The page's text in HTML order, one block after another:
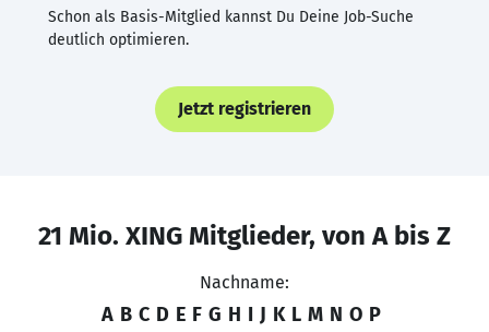
Schon als Basis-Mitglied kannst Du Deine Job-Suche
deutlich optimieren.
Jetzt registrieren
21 Mio. XING Mitglieder, von A bis Z
Nachname:
A B C D E F G H I J K L M N O P